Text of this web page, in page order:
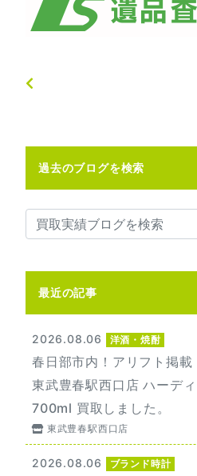
過去のブログを検索
最近の記事
2026.08.06 洋酒・焼酎
春日部市内！アリフト掲
東武豊春駅西口店 ハーデ
700ml 買取しました。
東武豊春駅西口店
2026.08.06 ブランド時計